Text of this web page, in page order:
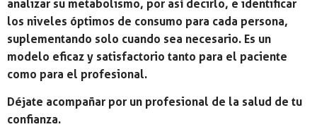
analizar su metabolismo, por así decirlo, e identificar
los niveles óptimos de consumo para cada persona,
suplementando solo cuando sea necesario. Es un
modelo eficaz y satisfactorio tanto para el paciente
como para el profesional.
Déjate acompañar por un profesional de la salud de tu
confianza.